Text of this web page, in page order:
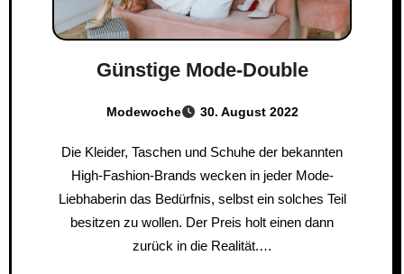
Günstige Mode-Double
Modewoche 30. August 2022
Die Kleider, Taschen und Schuhe der bekannten
High-Fashion-Brands wecken in jeder Mode-
Liebhaberin das Bedürfnis, selbst ein solches Teil
besitzen zu wollen. Der Preis holt einen dann
zurück in die Realität.…